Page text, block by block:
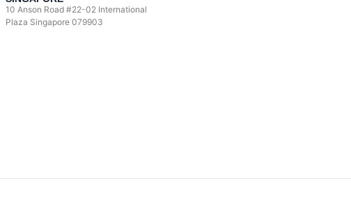
10 Anson Road #22-02 International
Plaza Singapore 079903